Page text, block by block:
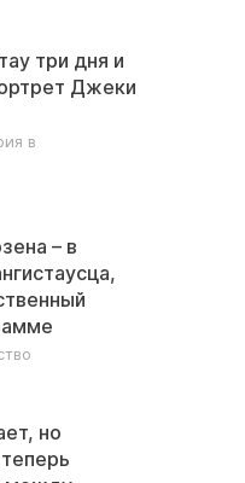
три дня и
Джеки
в
– в
но